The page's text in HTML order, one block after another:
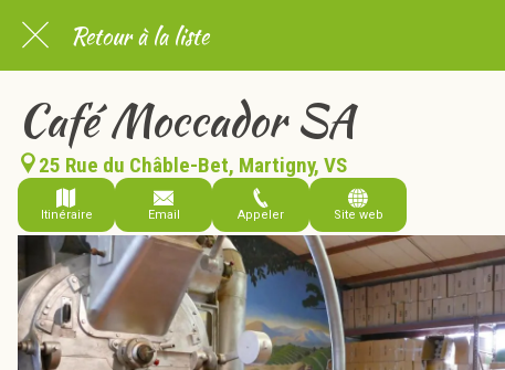
Retour à la liste
Café Moccador SA
25 Rue du Châble-Bet, Martigny, VS
Itinéraire Email Appeler Site web